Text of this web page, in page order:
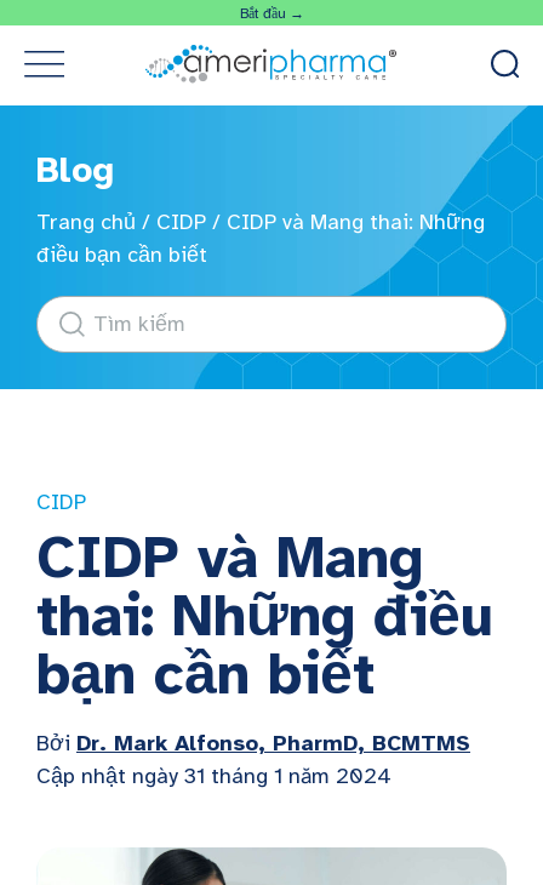
Bắt đầu →
Blog
Trang chủ / CIDP / CIDP và Mang thai: Những
điều bạn cần biết
CIDP
CIDP và Mang
thai: Những điều
bạn cần biết
Bởi Dr. Mark Alfonso, PharmD, BCMTMS
Cập nhật ngày 31 tháng 1 năm 2024